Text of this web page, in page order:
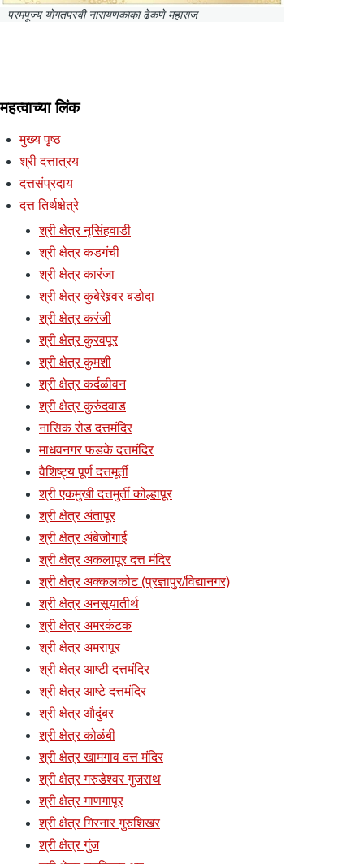
परमपूज्य योगतपस्वी नारायणकाका ढेकणे महाराज
महत्वाच्या लिंक
मुख्य पृष्ठ
श्री दत्तात्रय
दत्तसंप्रदाय
दत्त तिर्थक्षेत्रे
श्री क्षेत्र नृसिंहवाडी
श्री क्षेत्र कडगंची
श्री क्षेत्र कारंजा
श्री क्षेत्र कुबेरेश्र्वर बडोदा
श्री क्षेत्र करंजी
श्री क्षेत्र कुरवपूर
श्री क्षेत्र कुमशी
श्री क्षेत्र कर्दळीवन
श्री क्षेत्र कुरुंदवाड
नासिक रोड दत्तमंदिर
माधवनगर फडके दत्तमंदिर
वैशिष्ट्य पूर्ण दत्तमूर्ती
श्री एकमुखी दत्तमुर्ती कोल्हापूर
श्री क्षेत्र अंतापूर
श्री क्षेत्र अंबेजोगाई
श्री क्षेत्र अकलापूर दत्त मंदिर
श्री क्षेत्र अक्कलकोट (प्रज्ञापुर/विद्यानगर)
श्री क्षेत्र अनसूयातीर्थ
श्री क्षेत्र अमरकंटक
श्री क्षेत्र अमरापूर
श्री क्षेत्र आष्टी दत्तमंदिर
श्री क्षेत्र आष्टे दत्तमंदिर
श्री क्षेत्र औदुंबर
श्री क्षेत्र कोळंबी
श्री क्षेत्र खामगाव दत्त मंदिर
श्री क्षेत्र गरुडेश्वर गुजराथ
श्री क्षेत्र गाणगापूर
श्री क्षेत्र गिरनार गुरुशिखर
श्री क्षेत्र गुंज